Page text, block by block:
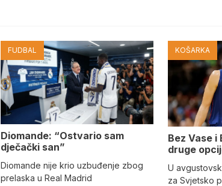
FUDBAL
Diomande: “Ostvario sam
dječački san”
Diomande nije krio uzbuđenje zbog
prelaska u Real Madrid
KOŠARKA
Bez Vase i
druge
U
za Svjetsko